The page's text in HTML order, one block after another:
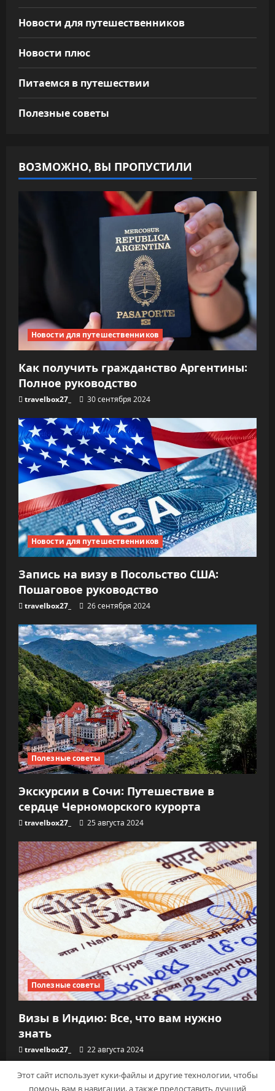
Новости для путешественников
Новости плюс
Питаемся в путешествии
Полезные советы
ВОЗМОЖНО, ВЫ ПРОПУСТИЛИ
Новости для путешественников
Как получить гражданство Аргентины:
Полное руководство
travelbox27_ 30 сентября 2024
Новости для путешественников
Запись на визу в Посольство США:
Пошаговое руководство
travelbox27_ 26 сентября 2024
Полезные советы
Экскурсии в Сочи: Путешествие в
сердце Черноморского курорта
travelbox27_ 25 августа 2024
Полезные советы
Визы в Индию: Все, что вам нужно
знать
travelbox27_ 22 августа 2024
Этот сайт использует куки-файлы и другие технологии, чтобы
помочь вам в навигации, а также предоставить лучший